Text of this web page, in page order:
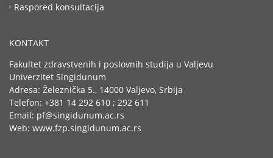
Raspored konsultacija
KONTAKT
Fakultet zdravstvenih i poslovnih studija u Valjevu
Univerzitet Singidunum
Adresa: Železnička 5., 14000 Valjevo, Srbija
Telefon: +381 14 292 610 ; 292 611
Email: pf@singidunum.ac.rs
Web: www.fzp.singidunum.ac.rs